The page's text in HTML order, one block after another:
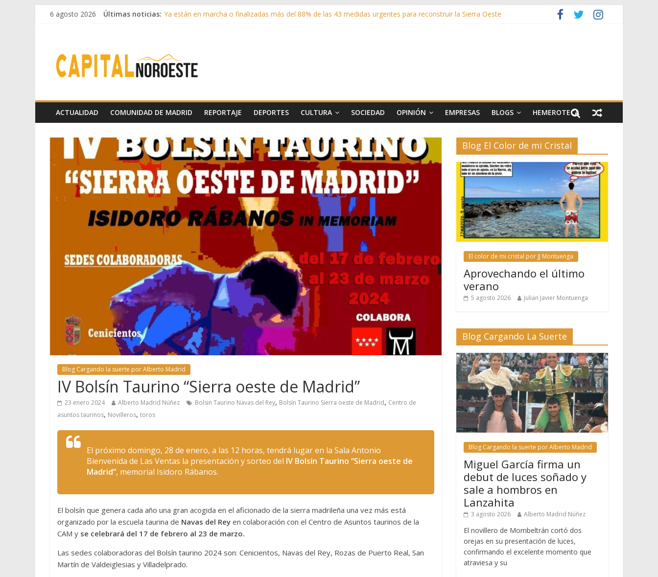
6 agosto 2026 Últimas noticias: Ya están en marcha o finalizadas más del 88% de las 43 medidas urgentes para reconstruir la Sierra Oeste
Guadarrama abre matricula 2026-2027 del Aula de Humanidades
ACTUALIDAD COMUNIDAD DE MADRID REPORTAJE DEPORTES CULTURA SOCIEDAD OPINIÓN EMPRESAS BLOGS HEMEROTECA
Blog Cargando la suerte por Alberto Madrid
IV Bolsín Taurino “Sierra oeste de Madrid”
23 enero 2024 Alberto Madrid Núñez Bolsin Taurino Navas del Rey, Bolsín Taurino Sierra oeste de Madrid, Centro de
asuntos taurinos, Novilleros, toros
El próximo domingo, 28 de enero, a las 12 horas, tendrá lugar en la Sala Antonio
Bienvenida de Las Ventas la presentación y sorteo del IV Bolsín Taurino “Sierra oeste de
Madrid”, memorial Isidoro Rábanos.
El bolsín que genera cada año una gran acogida en el aficionado de la sierra madrileña una vez más está
organizado por la escuela taurina de Navas del Rey en colaboración con el Centro de Asuntos taurinos de la
CAM y se celebrará del 17 de febrero al 23 de marzo.
Las sedes colaboradoras del Bolsín taurino 2024 son: Cenicientos, Navas del Rey, Rozas de Puerto Real, San
Martín de Valdeiglesias y Villadelprado.
Blog El Color de mi Cristal
El color de mi cristal por JJ Montuenga
Aprovechando el último
verano
5 agosto 2026 Julian Javier Montuenga
Blog Cargando La Suerte
Blog Cargando la suerte por Alberto Madrid
Miguel García firma un
debut de luces soñado y
sale a hombros en
Lanzahita
3 agosto 2026 Alberto Madrid Núñez
El novillero de Mombeltrán cortó dos
orejas en su presentación de luces,
confirmando el excelente momento que
atraviesa y su